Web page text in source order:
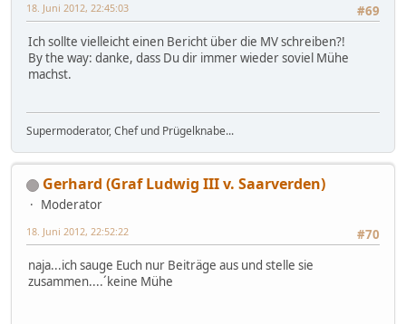
#69
18. Juni 2012, 22:45:03
Ich sollte vielleicht einen Bericht über die MV schreiben?!
By the way: danke, dass Du dir immer wieder soviel Mühe
machst.
Supermoderator, Chef und Prügelknabe...
Gerhard (Graf Ludwig III v. Saarverden)
Moderator
#70
18. Juni 2012, 22:52:22
naja...ich sauge Euch nur Beiträge aus und stelle sie
zusammen....´keine Mühe